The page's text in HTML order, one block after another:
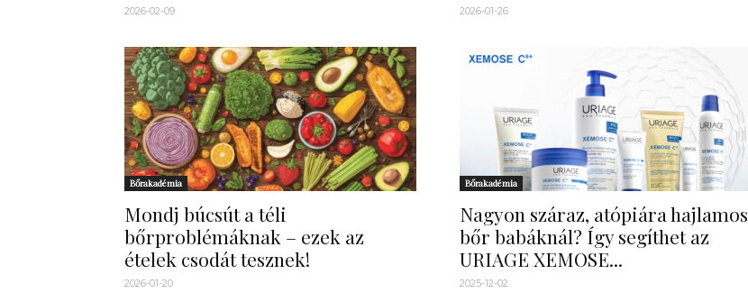
2026-02-09 2026-01-26
Bőrakadémia
Mondj búcsút a téli
bőrproblémáknak – ezek az
ételek csodát tesznek!
2026-01-20
Bőrakadémia
Nagyon száraz, atópiára hajlamos
bőr babáknál? Így segíthet az
URIAGE XEMOSE...
2025-12-02